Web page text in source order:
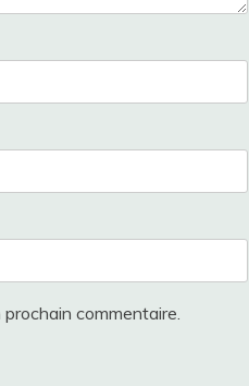
commentaire.